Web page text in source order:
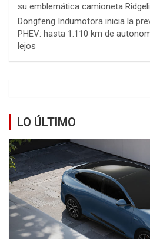
su emblemática camioneta
Dongfeng Indumotora inicia la
PHEV: hasta 1.110 km de
lejos
LO ÚLTIMO